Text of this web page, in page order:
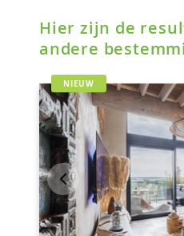
Hier zijn de
andere